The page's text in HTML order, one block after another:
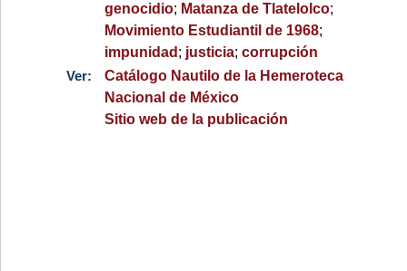
genocidio; Matanza de Tlatelolco;
Movimiento Estudiantil de 1968;
impunidad ; justicia;corrupción
Ver:
Catálogo Nautilo de la Hemeroteca
Nacional de México
Sitio web de la publicación